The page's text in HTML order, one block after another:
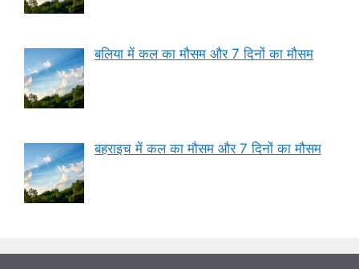
बलिया में कल का मौसम और 7 दिनों का मौसम
बहराइच में कल का मौसम और 7 दिनों का मौसम